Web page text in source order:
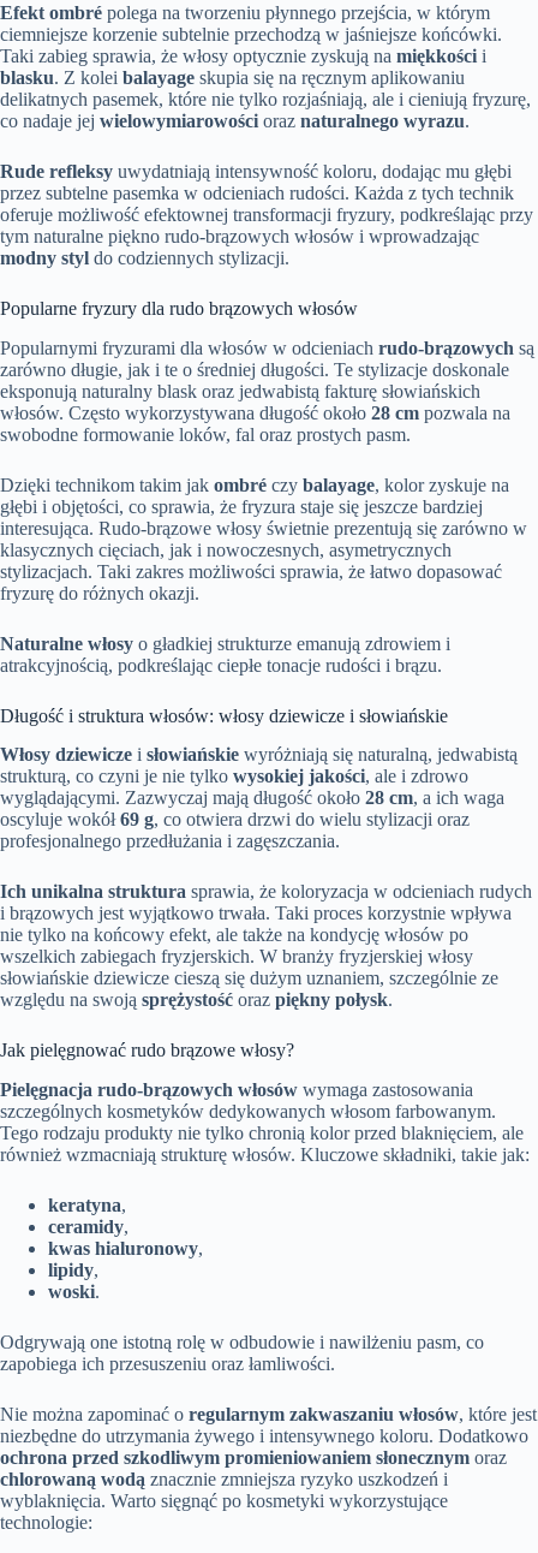
Efekt ombré polega na tworzeniu płynnego przejścia, w którym
ciemniejsze korzenie subtelnie przechodzą w jaśniejsze końcówki.
Taki zabieg sprawia, że włosy optycznie zyskują na miękkości i
blasku. Z kolei balayage skupia się na ręcznym aplikowaniu
delikatnych pasemek, które nie tylko rozjaśniają, ale i cieniują fryzurę,
co nadaje jej wielowymiarowości oraz naturalnego wyrazu.
Rude refleksy uwydatniają intensywność koloru, dodając mu głębi
przez subtelne pasemka w odcieniach rudości. Każda z tych technik
oferuje możliwość efektownej transformacji fryzury, podkreślając przy
tym naturalne piękno rudo-brązowych włosów i wprowadzając
modny styl do codziennych stylizacji.
Popularne fryzury dla rudo brązowych włosów
Popularnymi fryzurami dla włosów w odcieniach rudo-brązowych są
zarówno długie, jak i te o średniej długości. Te stylizacje doskonale
eksponują naturalny blask oraz jedwabistą fakturę słowiańskich
włosów. Często wykorzystywana długość około 28 cm pozwala na
swobodne formowanie loków, fal oraz prostych pasm.
Dzięki technikom takim jak ombré czy balayage, kolor zyskuje na
głębi i objętości, co sprawia, że fryzura staje się jeszcze bardziej
interesująca. Rudo-brązowe włosy świetnie prezentują się zarówno w
klasycznych cięciach, jak i nowoczesnych, asymetrycznych
stylizacjach. Taki zakres możliwości sprawia, że łatwo dopasować
fryzurę do różnych okazji.
Naturalne włosy o gładkiej strukturze emanują zdrowiem i
atrakcyjnością, podkreślając ciepłe tonacje rudości i brązu.
Długość i struktura włosów: włosy dziewicze i słowiańskie
Włosy dziewicze i słowiańskie wyróżniają się naturalną, jedwabistą
strukturą, co czyni je nie tylko wysokiej jakości, ale i zdrowo
wyglądającymi. Zazwyczaj mają długość około 28 cm, a ich waga
oscyluje wokół69 g, co otwiera drzwi do wielu stylizacji oraz
profesjonalnego przedłużania i zagęszczania.
Ich unikalna struktura sprawia, że koloryzacja w odcieniach rudych
i brązowych jest wyjątkowo trwała. Taki proces korzystnie wpływa
nie tylko na końcowy efekt, ale także na kondycję włosów po
wszelkich zabiegach fryzjerskich. W branży fryzjerskiej włosy
słowiańskie dziewicze cieszą się dużym uznaniem, szczególnie ze
względu na swoją sprężystość oraz piękny połysk.
Jak pielęgnować rudo brązowe włosy?
Pielęgnacja rudo-brązowych włosów wymaga zastosowania
szczególnych kosmetyków dedykowanych włosom farbowanym.
Tego rodzaju produkty nie tylko chronią kolor przed blaknięciem, ale
również wzmacniają strukturę włosów. Kluczowe składniki, takie jak:
keratyna,
ceramidy,
kwas hialuronowy,
lipidy,
woski.
Odgrywają one istotną rolę w odbudowie i nawilżeniu pasm, co
zapobiega ich przesuszeniu oraz łamliwości.
Nie można zapominać o regularnym zakwaszaniu włosów, które jest
niezbędne do utrzymania żywego i intensywnego koloru. Dodatkowo
ochrona przed szkodliwym promieniowaniem słonecznym oraz
chlorowaną wodą znacznie zmniejsza ryzyko uszkodzeń i
wyblaknięcia. Warto sięgnąć po kosmetyki wykorzystujące
technologie: